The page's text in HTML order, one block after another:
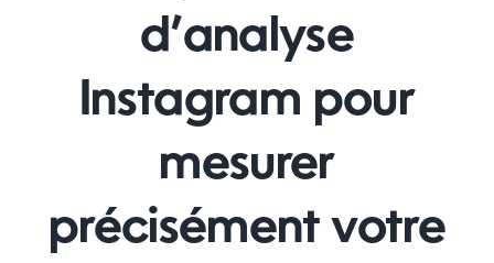
Twitter (𝕏)
Panier
d’analyse
Instagram pour
mesurer
précisément votre